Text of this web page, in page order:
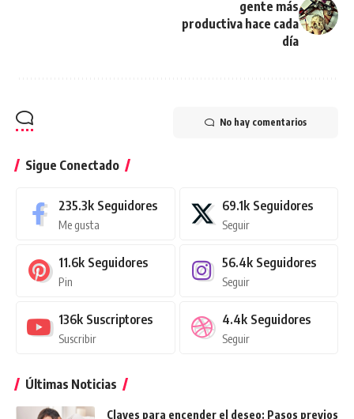
gente más
productiva hace cada
día
No hay comentarios
Sigue Conectado
235.3k Seguidores
Me gusta
69.1k Seguidores
Seguir
11.6k Seguidores
Pin
56.4k Seguidores
Seguir
136k Suscriptores
Suscribir
4.4k Seguidores
Seguir
Últimas Noticias
Claves para encender el deseo: Pasos previos